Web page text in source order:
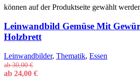
können auf der Produktseite gewählt
Leinwandbild Gemüse Mit
Holzbrett
Leinwandbilder, Thematik, Essen
ab30,00€
ab 24,00 €